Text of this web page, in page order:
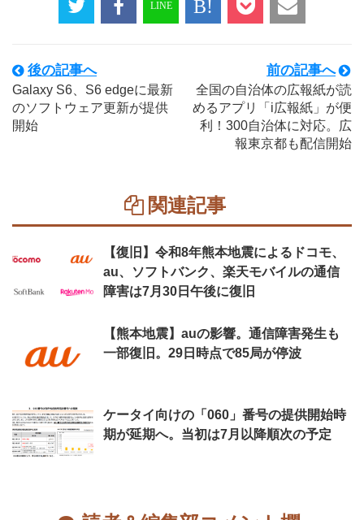
後の記事へ
Galaxy S6、S6 edgeに最新
のソフトウェア更新が提供
開始
前の記事へ
全国の自治体の広報紙が読
めるアプリ「i広報紙」が便
利！300自治体に対応。広
報東京都も配信開始
関連記事
【復旧】令和8年熊本地震によるドコモ、
au、ソフトバンク、楽天モバイルの通信
障害は7月30日午後に復旧
【熊本地震】auの影響。通信障害発生も
一部復旧。29日時点で85局が停波
ケータイ向けの「060」番号の提供開始時
期が延期へ。当初は7月以降順次の予定